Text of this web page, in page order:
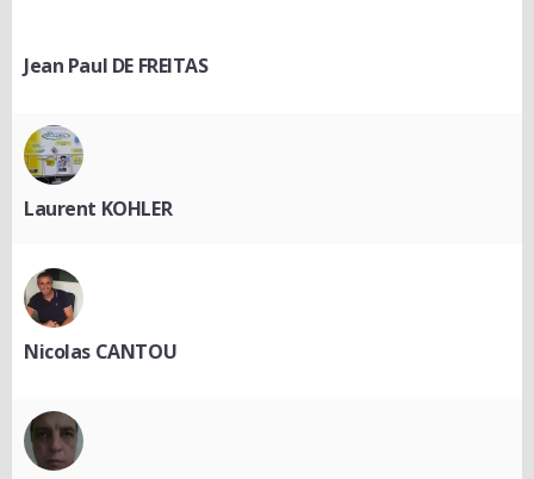
Jean Paul DE FREITAS
Laurent KOHLER
Nicolas CANTOU